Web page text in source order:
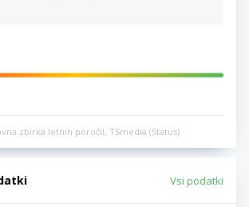
zbirka letnih poročil, TSmedia (Status)
Vsi podatki